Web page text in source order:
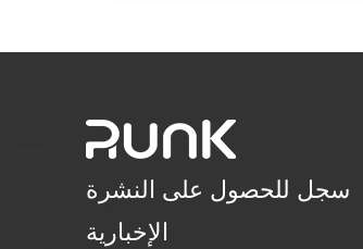
سجل للحصول على النشرة
الإخبارية